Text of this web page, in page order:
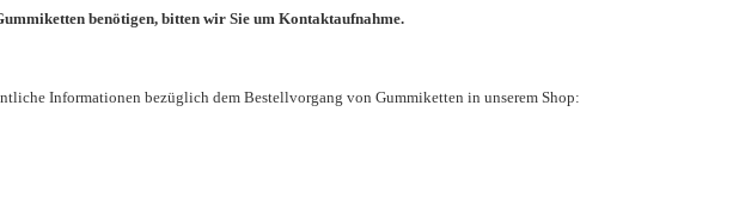
benötigen, bitten wir Sie um Kontaktaufnahme.
Informationen bezüglich dem Bestellvorgang von Gummiketten in unserem Shop: